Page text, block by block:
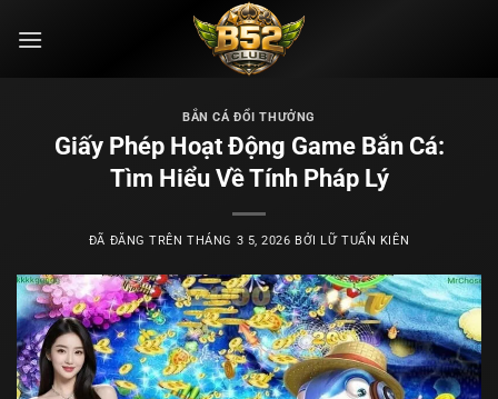
đến
BẮN CÁ ĐỔI THƯỞNG
Giấy Phép Hoạt Động Game Bắn Cá:
Tìm Hiểu Về Tính Pháp Lý
ĐÃ ĐĂNG TRÊNTHÁNG 3 5, 2026 BỞI LỮ TUẤN KIÊN